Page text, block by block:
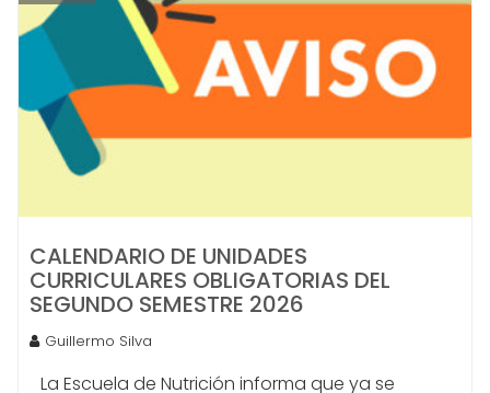
CALENDARIO DE UNIDADES
CURRICULARES OBLIGATORIAS DEL
SEGUNDO SEMESTRE 2026
Guillermo Silva
La Escuela de Nutrición informa que ya se